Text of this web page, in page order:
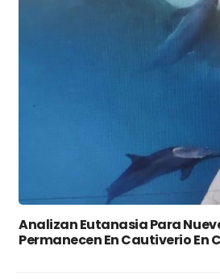
Analizan Eutanasia Para
Permanecen En Cautiverio En